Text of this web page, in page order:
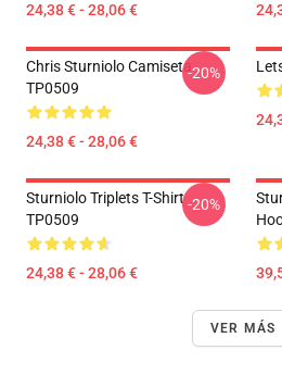
24,38 € - 28,06 €
Chris Sturniolo Camiseta
TP0509
24,38 € - 28,06 €
-20%
Sturniolo Triplets T-Shirt
TP0509
24,38 € - 28,06 €
-20%
VER MÁS